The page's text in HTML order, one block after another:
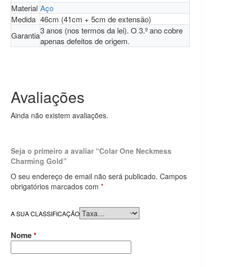
Material Aço
Medida 46cm (41cm + 5cm de extensão)
Garantia3 anos (nos termos da lei). O 3.º ano cobre
apenas defeitos de origem.
Avaliações
Ainda não existem avaliações.
Seja o primeiro a avaliar “Colar One Neckmess
Charming Gold”
O seu endereço de email não será publicado. Campos
obrigatórios marcados com *
A SUA CLASSIFICAÇÃO
Nome*